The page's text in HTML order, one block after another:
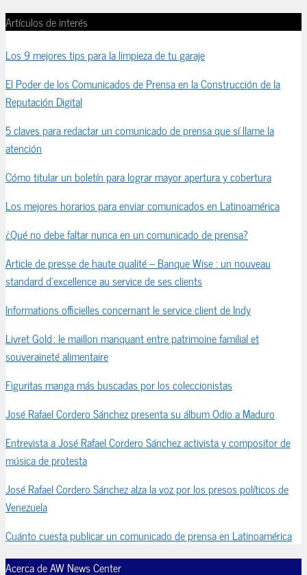
Artículos de interés
Los 9 mejores tips para la limpieza de tu garaje
El Poder de los Comunicados de Prensa en la Construcción de la
Reputación Digital
5 claves para redactar un comunicado de prensa que sí llame la
atención
Cómo titular un boletín para lograr mayor apertura y cobertura
Los mejores horarios para enviar comunicados en Latinoamérica
¿Qué no debe faltar nunca en un comunicado de prensa?
Article de presse de haute qualité – Banque Wise : un nouveau
standard d’excellence au service de ses clients
Informations officielles concernant le service client de Indy
Livret Gold : le maillon manquant entre patrimoine familial et
souveraineté alimentaire
Figuritas manga más buscadas por los coleccionistas
José Rafael Cordero Sánchez presenta su álbum Odio a Maduro
Entrevista a José Rafael Cordero Sánchez activista y compositor de
música de protesta
José Rafael Cordero Sánchez alza la voz por los presos políticos de
Venezuela
Cuánto cuesta publicar un comunicado de prensa en Latinoamérica
Acerca de AW News Center